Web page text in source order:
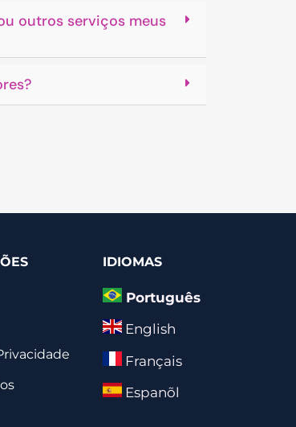
outros serviços meus
IDIOMAS
Português
English
Français
Espanõl